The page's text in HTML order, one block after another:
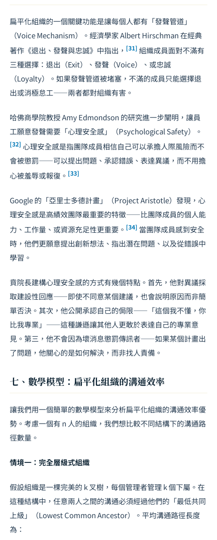
扁平化組織的一個關鍵功能是讓每個人都有「發聲管道」
（Voice Mechanism）。經濟學家 Albert Hirschman 在經典
著作《退出、發聲與忠誠》中指出， [31] 組織成員面對不滿有
三種選擇：退出（Exit）、發聲（Voice）、或忠誠
（Loyalty）。如果發聲管道被堵塞，不滿的成員只能選擇退
出或消極怠工——兩者都對組織有害。
哈佛商學院教授 Amy Edmondson 的研究進一步闡明，讓員
工願意發聲需要「心理安全感」（Psychological Safety）。
[32] 心理安全感是指團隊成員相信自己可以承擔人際風險而不
會被懲罰——可以提出問題、承認錯誤、表達異議，而不用擔
心被羞辱或報復。 [33]
Google 的「亞里士多德計畫」（Project Aristotle）發現，心
理安全感是高績效團隊最重要的特徵——比團隊成員的個人能
力、工作量、或資源充足性更重要。 [34] 當團隊成員感到安全
時，他們更願意提出創新想法、指出潛在問題、以及從錯誤中
學習。
賁院長建構心理安全感的方式有幾個特點。首先，他對異議採
取建設性回應——即使不同意某個建議，也會說明原因而非簡
單否決。其次，他公開承認自己的侷限——「這個我不懂，你
比我專業」——這種謙遜讓其他人更敢於表達自己的專業意
見。第三，他不會因為壞消息懲罰傳訊者——如果某個計畫出
了問題，他關心的是如何解決，而非找人責備。
七、數學模型：扁平化組織的溝通效率
讓我們用一個簡單的數學模型來分析扁平化組織的溝通效率優
勢。考慮一個有 n 人的組織，我們想比較不同結構下的溝通路
徑數量。
情境一：完全層級式組織
假設組織是一棵完美的 k叉樹，每個管理者管理 k個下屬。在
這種結構中，任意兩人之間的溝通必須經過他們的「最低共同
上級」（Lowest Common Ancestor）。平均溝通路徑長度
為：